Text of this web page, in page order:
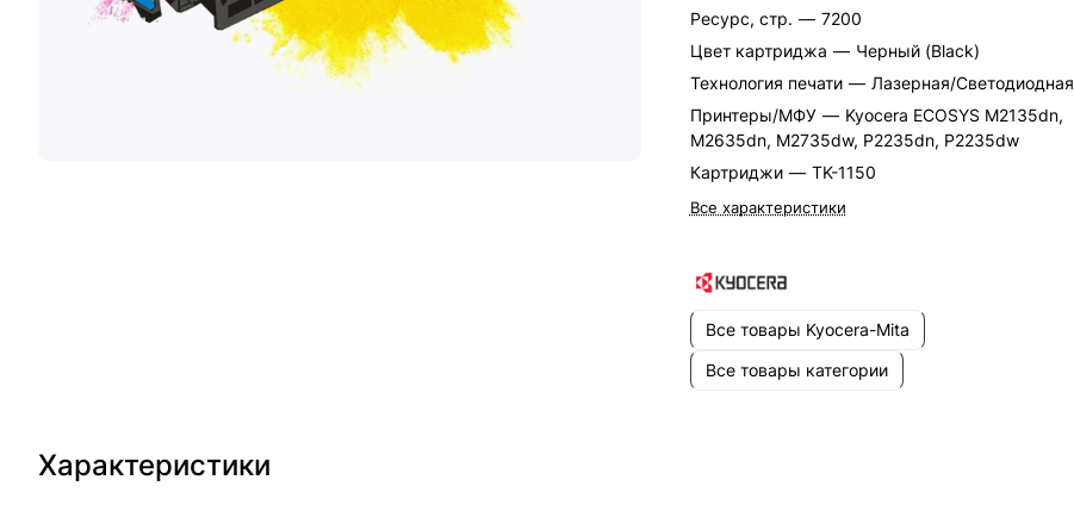
Ресурс, стр. — 7200
Цвет картриджа — Черный (Black)
Технология печати — Лазерная/Светодиодная
Принтеры/МФУ — Kyocera ECOSYS M2135dn,
M2635dn, M2735dw, P2235dn, P2235dw
Картриджи — TK-1150
Все характеристики
Все товары Kyocera-Mita
Все товары категории
Характеристики